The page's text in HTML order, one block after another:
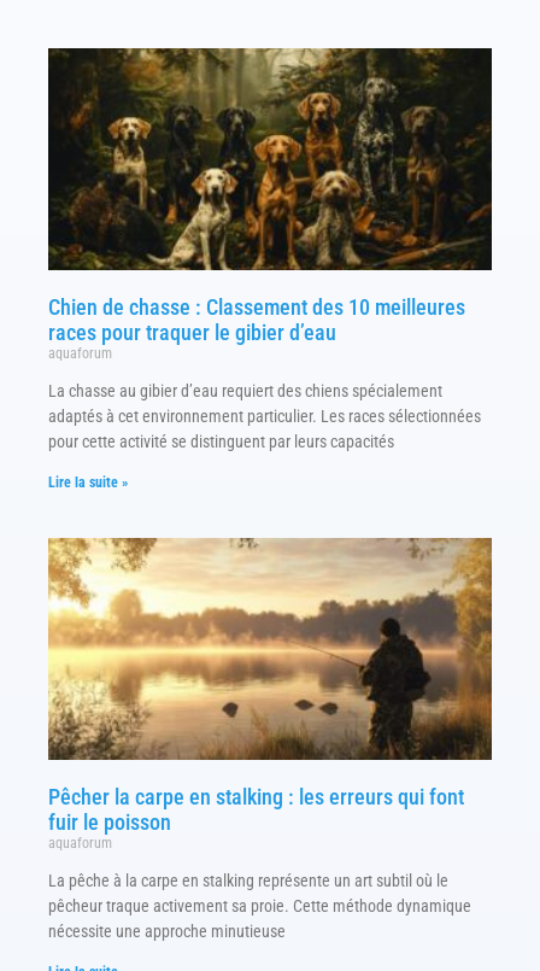
Chien de chasse : Classement des 10 meilleures
races pour traquer le gibier d’eau
aquaforum
La chasse au gibier d’eau requiert des chiens spécialement
adaptés à cet environnement particulier. Les races sélectionnées
pour cette activité se distinguent par leurs capacités
Lire la suite »
Pêcher la carpe en stalking : les erreurs qui font
fuir le poisson
aquaforum
La pêche à la carpe en stalking représente un art subtil où le
pêcheur traque activement sa proie. Cette méthode dynamique
nécessite une approche minutieuse